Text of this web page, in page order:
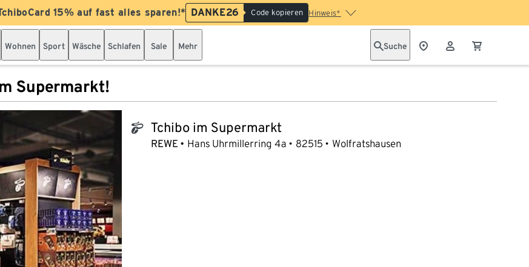
15% auf fast alles sparen!* DANKE26 Code kopieren Hinweis*
Wohnen Sport Wäsche Schlafen Sale Mehr Suche
Supermarkt!
tchibo_logo Tchibo im Supermarkt
REWE Hans Uhrmillerring 4a 82515 Wolfratshausen